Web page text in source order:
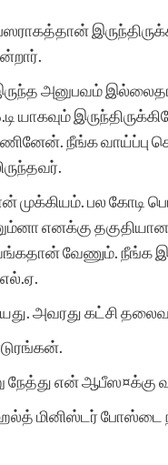
இருந்த அனுபவம்
யாகவும்
நீங்க
முக்கியம். பல கோடி
எனக்கு
வேணும்.
அவரது கட்சி தலைவர்
நேத்து என் ஆபீஸ¤க்கு
மினிஸ்டர்